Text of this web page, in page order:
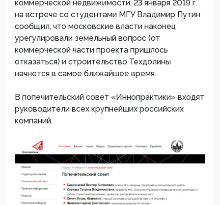
коммерческой недвижимости. 23 января 2019 г.
на встрече со студентами МГУ Владимир Путин
сообщил, что московские власти наконец
урегулировали земельный вопрос (от
коммерческой части проекта пришлось
отказаться) и строительство Техдолины
начнется в самое ближайшее время.
В попечительский совет «Иннопрактики» входят
руководители всех крупнейших российских
компаний.